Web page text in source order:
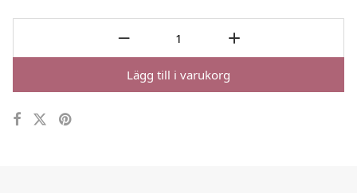
Lägg till i varukorg